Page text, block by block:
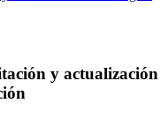
y actualización